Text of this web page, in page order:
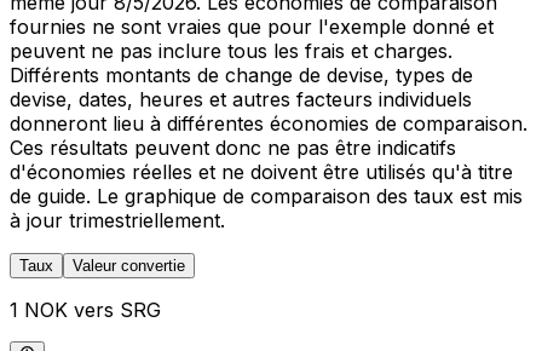
fournies ne sont vraies que pour l'exemple donné et
peuvent ne pas inclure tous les frais et charges.
Différents montants de change de devise, types de
devise, dates, heures et autres facteurs individuels
donneront lieu à différentes économies de comparaison.
Ces résultats peuvent donc ne pas être indicatifs
d'économies réelles et ne doivent être utilisés qu'à titre
de guide. Le graphique de comparaison des taux est mis
à jour trimestriellement.
Taux Valeur convertie
1 NOK vers SRG